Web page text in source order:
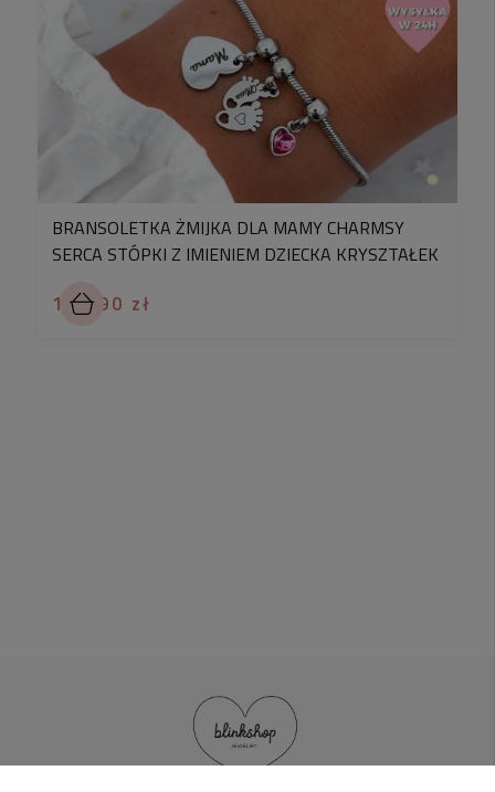
BRANSOLETKA ŻMIJKA DLA MAMY CHARMSY
SERCA STÓPKI Z IMIENIEM DZIECKA KRYSZTAŁEK
159,90 zł